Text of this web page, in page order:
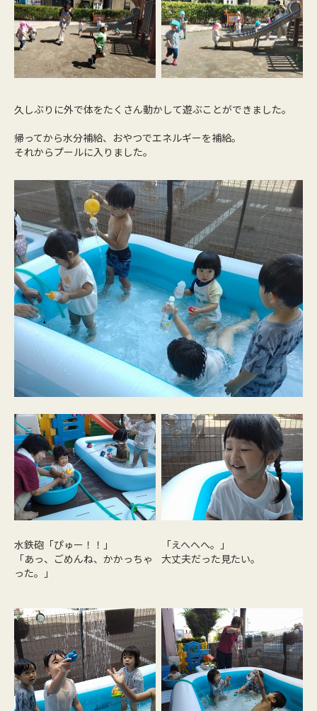
久しぶりに外で体をたくさん動かして遊ぶことができました。
帰ってから水分補給、おやつでエネルギーを補給。
それからプールに入りました。
水鉄砲「ぴゅー！！」
「あっ、ごめんね、かかっちゃ
った。」
「えへへへ。」
大丈夫だった見たい。